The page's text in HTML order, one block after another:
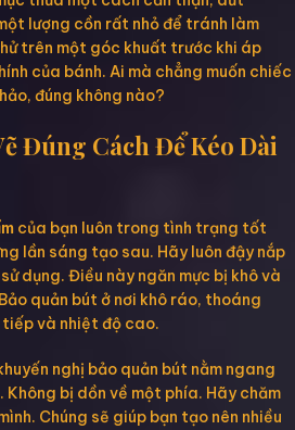
lượng cồn rất nhỏ để tránh làm
trên một góc khuất trước khi áp
của bánh. Ai mà chẳng muốn chiếc
đúng không nào?
Đúng Cách Để Kéo Dài
của bạn luôn trong tình trạng tốt
lần sáng tạo sau. Hãy luôn đậy nắp
dụng. Điều này ngăn mực bị khô và
quản bút ở nơi khô ráo, thoáng
và nhiệt độ cao.
nghị bảo quản bút nằm ngang
Không bị dồn về một phía. Hãy chăm
Chúng sẽ giúp bạn tạo nên nhiều